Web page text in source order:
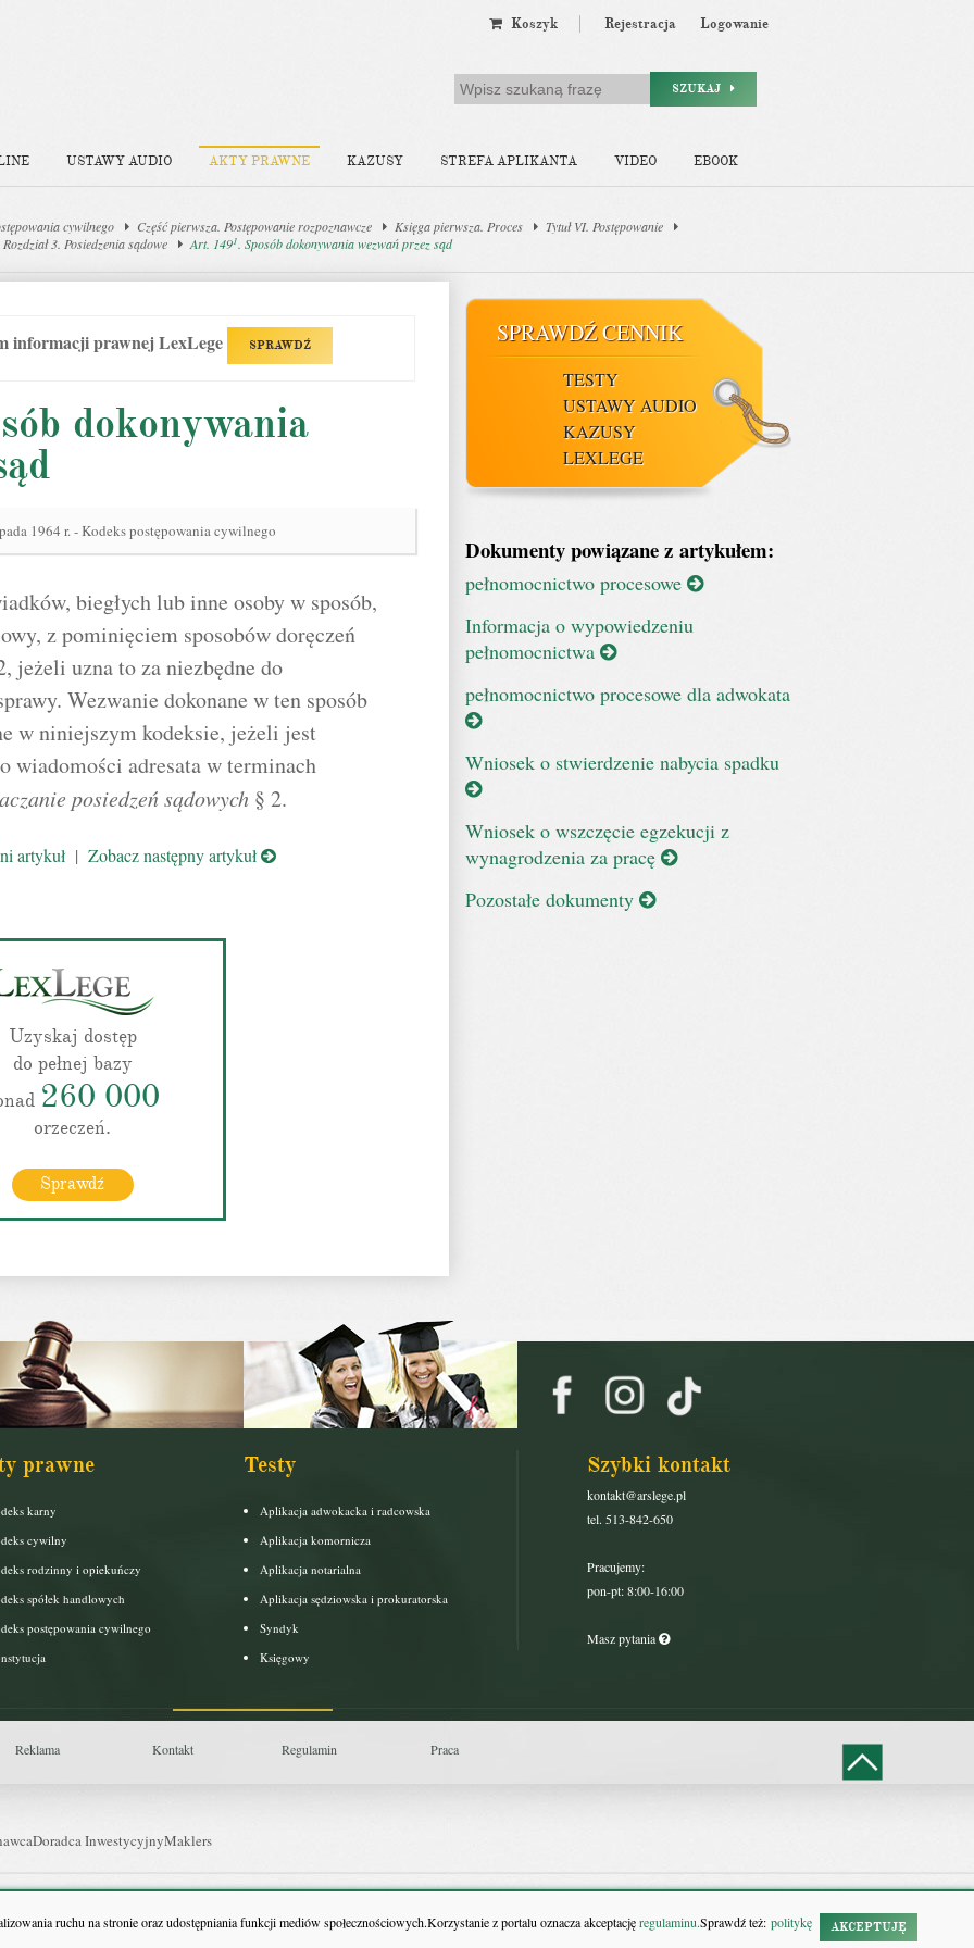
ruchu na stronie oraz udostępniania funkcji mediów społecznościowych.Korzystanie z portalu oznacza akceptacjęregulaminu.Sprawdź też: politykę AKCEPTUJĘ
Koszyk Rejestracja Logowanie
SZUKAJ
USTAWY AUDIO AKTY PRAWNE KAZUSY STREFA APLIKANTA VIDEO EBOOK
cywilnego Część pierwsza. Postępowanie rozpoznawcze Księga pierwsza. Proces
Tytuł VI. Postępowanie
Rozdział 3. Posiedzenia sądowe
Art. 1491. Sposób dokonywania wezwań przez sąd
informacji prawnej LexLege SPRAWDŹ
dokonywania
1964 r. - Kodeks postępowania cywilnego
biegłych lub inne osoby w sposób,
z pominięciem sposobów doręczeń
jeżeli uzna to za niezbędne do
Wezwanie dokonane w ten sposób
w niniejszym kodeksie, jeżeli jest
wiadomości adresata w terminach
posiedzeń sądowych § 2.
artykuł| Zobacz następny artykuł
Uzyskaj dostęp
do pełnej bazy
260 000
orzeczeń.
Sprawdź
SPRAWDŹ CENNIK
TESTY
USTAWY AUDIO
KAZUSY
LEXLEGE
Dokumenty powiązane z artykułem:
pełnomocnictwo procesowe
Informacja o wypowiedzeniu
pełnomocnictwa
pełnomocnictwo procesowe dla adwokata
Wniosek o stwierdzenie nabycia spadku
Wniosek o wszczęcie egzekucji z
wynagrodzenia za pracę
Pozostałe dokumenty
prawne
karny
cywilny
rodzinny i opiekuńczy
spółek handlowych
postępowania cywilnego
Testy
Aplikacja adwokacka i radcowska
Aplikacja komornicza
Aplikacja notarialna
Aplikacja sędziowska i prokuratorska
Syndyk
Księgowy
Szybki kontakt
kontakt@arslege.pl
tel. 513-842-650
Pracujemy:
pon-pt: 8:00-16:00
Masz pytania
Reklama Kontakt Regulamin Praca
Doradca InwestycyjnyMaklers
FarmacjiPit.pl